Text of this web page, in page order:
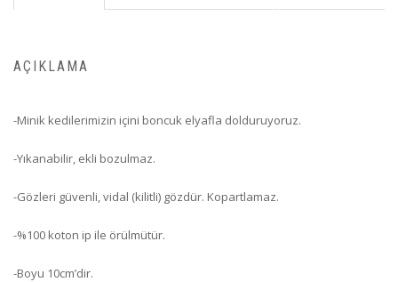
AÇIKLAMA
-Minik kedilerimizin içini boncuk elyafla dolduruyoruz.
-Yıkanabilir, ekli bozulmaz.
-Gözleri güvenli, vidal (kilitli) gözdür. Kopartlamaz.
-%100 koton ip ile örülmütür.
-Boyu 10cm’dir.